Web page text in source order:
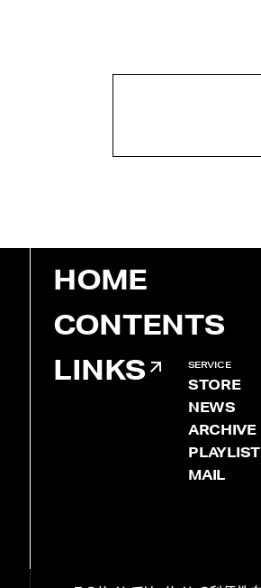
HOME
CONTENTS
LINKS
SERVICE
STORE
NEWS
ARCHIVE
PLAYLIST
MAIL